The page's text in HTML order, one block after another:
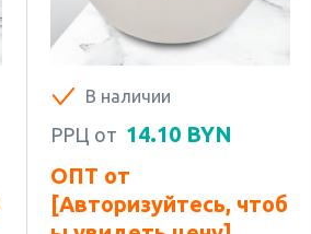
В наличии
РРЦ от 14.10 BYN
ОПТ от
[Авторизуйтесь, чтоб